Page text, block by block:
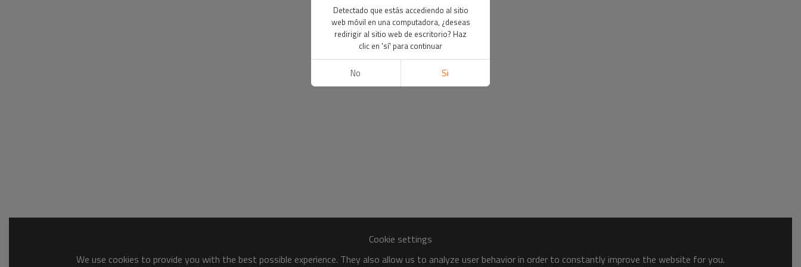
Cookie settings
We use cookies to provide you with the best possible experience. They also allow us to analyze user behavior in order to constantly improve the website for you.
Detectado que estás accediendo al sitio
web móvil en una computadora, ¿deseas
redirigir al sitio web de escritorio? Haz
clic en 'sí' para continuar
No Si